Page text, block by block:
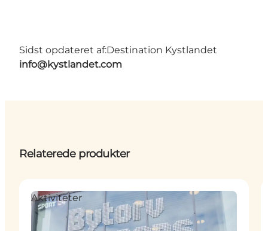
Sidst opdateret af:Destination Kystlandet
info@kystlandet.com
Relaterede produkter
Aktiviteter